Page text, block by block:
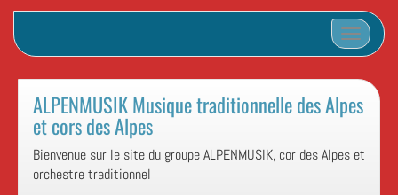
Afficher/
ALPENMUSIK Musique traditionnelle des Alpes
et cors des Alpes
Bienvenue sur le site du groupe ALPENMUSIK, cor des Alpes et
orchestre traditionnel